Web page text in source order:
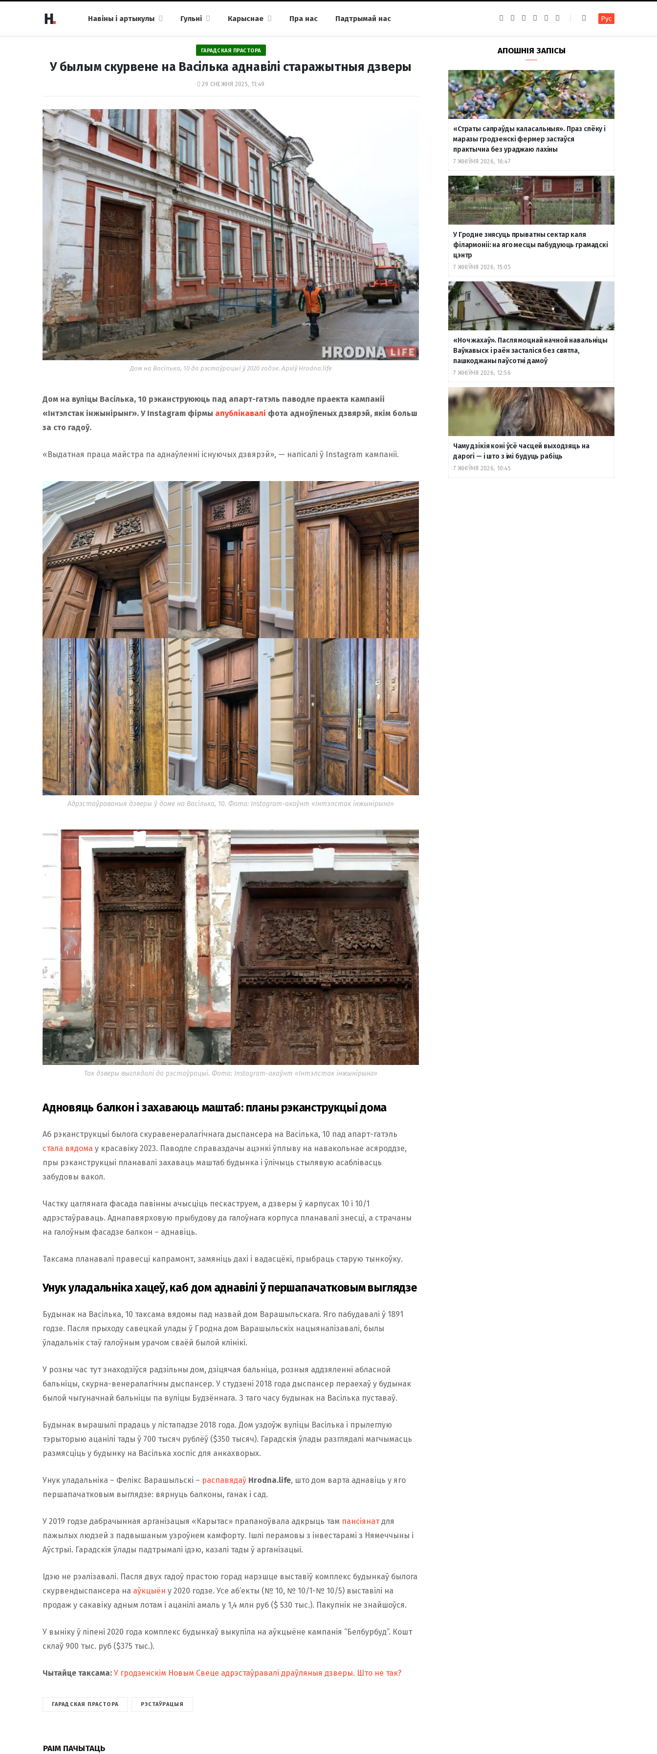
Навіны і артыкулы Гульні Карыснае Пра нас Падтрымай нас
b
o
k
a
g
a
m
g
r
a
m
u
b
т
а
т
е
Рус
ГАРАДСКАЯ ПРАСТОРА
У былым скурвене на Васілька аднавілі старажытныя дзверы
29 СНЕЖНЯ 2025, 11:49
Дом на Васілька, 10 да рэстаўрацыі ў 2020 годзе. Архіў Hrodna.life
Дом на вуліцы Васілька, 10 рэканструююць пад апарт-гатэль паводле праекта кампаніі
«Інтэлстак інжынірынг». У Instagram фірмы апублікавалі фота адноўленых дзвярэй, якім больш
за сто гадоў.
«Выдатная праца майстра па аднаўленні існуючых дзвярэй», — напісалі ў Instagram кампаніі.
Адрэстаўраваныя дзверы ў доме на Васілька, 10. Фота: Instagram-акаўнт «Інтэлстак інжынірынг»
Так дзверы выглядалі да рэстаўрацыі. Фота: Instagram-акаўнт «Інтэлстак інжынірынг»
Адновяць балкон і захаваюць маштаб: планы рэканструкцыі дома
Аб рэканструкцыі былога скуравенералагічнага дыспансера на Васілька, 10 пад апарт-гатэль
стала вядома у красавіку 2023. Паводле справаздачы ацэнкі ўплыву на навакольнае асяроддзе,
пры рэканструкцыі планавалі захаваць маштаб будынка і ўлічыць стылявую асаблівасць
забудовы вакол.
Частку цаглянага фасада павінны ачысціць пескаструем, а дзверы ў карпусах 10 і 10/1
адрэстаўраваць. Аднапавярховую прыбудову да галоўнага корпуса планавалі знесці, а страчаны
на галоўным фасадзе балкон – аднавіць.
Таксама планавалі правесці капрамонт, замяніць дахі і вадасцёкі, прыбраць старую тынкоўку.
Унук уладальніка хацеў, каб дом аднавілі ў першапачатковым выглядзе
Будынак на Васілька, 10 таксама вядомы пад назвай дом Варашыльскага. Яго пабудавалі ў 1891
годзе. Пасля прыходу савецкай улады ў Гродна дом Варашыльскіх нацыяналізавалі, былы
ўладальнік стаў галоўным урачом сваёй былой клінікі.
У розны час тут знаходзіўся радзільны дом, дзіцячая бальніца, розныя аддзяленні абласной
бальніцы, скурна-венералагічны дыспансер. У студзені 2018 года дыспансер пераехаў у будынак
былой чыгуначнай бальніцы па вуліцы Будзённага. З таго часу будынак на Васілька пуставаў.
Будынак вырашылі прадаць у лістападзе 2018 года. Дом уздоўж вуліцы Васілька і прылеглую
тэрыторыю ацанілі тады ў 700 тысяч рублёў ($350 тысяч). Гарадскія ўлады разглядалі магчымасць
размясціць у будынку на Васілька хоспіс для анкахворых.
Унук уладальніка – Фелікс Варашыльскі – распавядаў Hrodna.life, што дом варта аднавіць у яго
першапачатковым выглядзе: вярнуць балконы, ганак і сад.
У 2019 годзе дабрачынная арганізацыя «Карытас» прапаноўвала адкрыць там пансіянатдля
пажылых людзей з падвышаным узроўнем камфорту. Ішлі перамовы з інвестарамі з Нямеччыны і
Аўстрыі. Гарадскія ўлады падтрымалі ідэю, казалі тады ў арганізацыі.
Ідэю не рэалізавалі. Пасля двух гадоў прастою горад нарэшце выставіў комплекс будынкаў былога
скурвендыспансера на аўкцыён у 2020 годзе. Усе аб’екты (№ 10, № 10/1-№ 10/5) выставілі на
продаж у сакавіку адным лотам і ацанілі амаль у 1,4 млн руб ($ 530 тыс.). Пакупнік не знайшоўся.
У выніку ў ліпені 2020 года комплекс будынкаў выкупіла на аўкцыёне кампанія “Белбурбуд”. Кошт
склаў 900 тыс. руб ($375 тыс.).
Чытайце таксама: У гродзенскім Новым Свеце адрэстаўравалі драўляныя дзверы. Што не так?
ГАРАДСКАЯ ПРАСТОРА РЭСТАЎРАЦЫЯ
РАІМ ПАЧЫТАЦЬ
АПОШНІЯ ЗАПІСЫ
«Страты сапраўды каласальныя». Праз спёку і
маразы гродзенскі фермер застаўся
практычна без ураджаю лахіны
7 ЖНІЎНЯ 2026, 16:47
У Гродне знясуць прыватны сектар каля
філармоніі: на яго месцы пабудуюць грамадскі
цэнтр
7 ЖНІЎНЯ 2026, 15:05
«Ноч жахаў». Пасля моцнай начной навальніцы
Ваўкавыск і раён засталіся без святла,
пашкоджаны паўсотні дамоў
7 ЖНІЎНЯ 2026, 12:56
Чаму дзікія коні ўсё часцей выходзяць на
дарогі — і што з імі будуць рабіць
7 ЖНІЎНЯ 2026, 10:45